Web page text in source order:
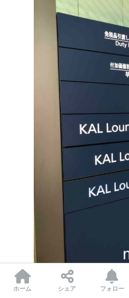
こちらのラウンジは、253ゲー
ホーム シェア フォロー